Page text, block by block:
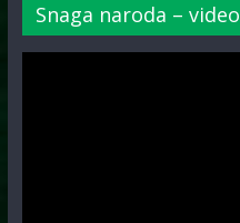
Snaga naroda – video